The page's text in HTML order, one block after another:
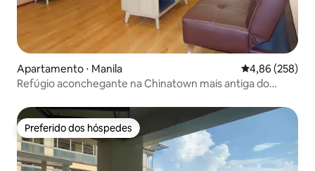
Apartamento ⋅ Manila 4,86 de uma
4,86 (258)
Refúgio aconchegante na Chinatown mais antiga do
Preferido dos hóspedes
Preferido dos hóspedes